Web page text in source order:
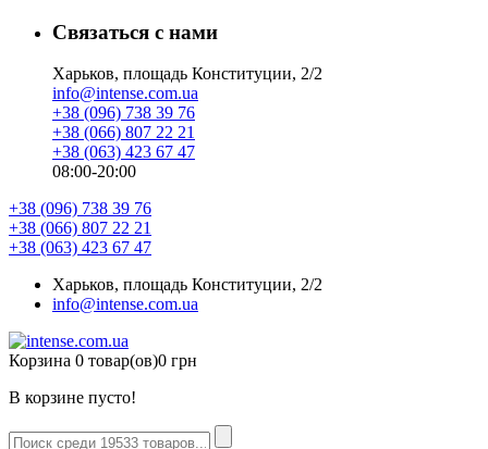
Связаться с нами
Харьков, площадь Конституции, 2/2
info@intense.com.ua
+38 (096) 738 39 76
+38 (066) 807 22 21
+38 (063) 423 67 47
08:00-20:00
+38 (096) 738 39 76
+38 (066) 807 22 21
+38 (063) 423 67 47
Харьков, площадь Конституции, 2/2
info@intense.com.ua
Корзина 0 товар(ов)0 грн
В корзине пусто!